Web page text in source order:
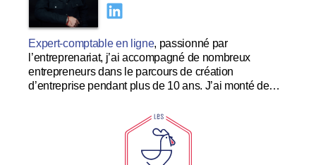
Expert-comptable en ligne, passionné par
l’entreprenariat, j’ai accompagné de nombreux
entrepreneurs dans le parcours de création
d’entreprise pendant plus de 10 ans. J’ai monté de
concentrer dans le développement et l’expérience
utilisateur au sein des Tricolores.